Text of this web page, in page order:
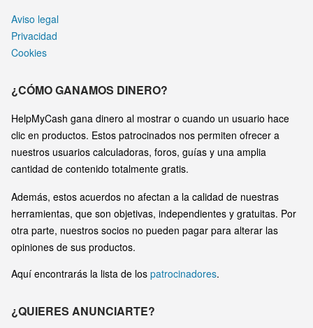
Aviso legal
Privacidad
Cookies
¿CÓMO GANAMOS DINERO?
HelpMyCash gana dinero al mostrar o cuando un usuario hace
clic en productos. Estos patrocinados nos permiten ofrecer a
nuestros usuarios calculadoras, foros, guías y una amplia
cantidad de contenido totalmente gratis.
Además, estos acuerdos no afectan a la calidad de nuestras
herramientas, que son objetivas, independientes y gratuitas. Por
otra parte, nuestros socios no pueden pagar para alterar las
opiniones de sus productos.
Aquí encontrarás la lista de los patrocinadores.
¿QUIERES ANUNCIARTE?